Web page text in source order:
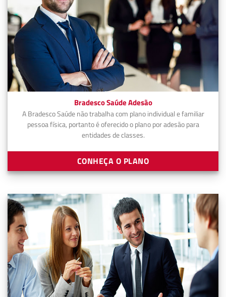
Bradesco Saúde Adesão
A Bradesco Saúde não trabalha com plano individual e familiar
pessoa física, portanto é oferecido o plano por adesão para
entidades de classes.
CONHEÇA O PLANO